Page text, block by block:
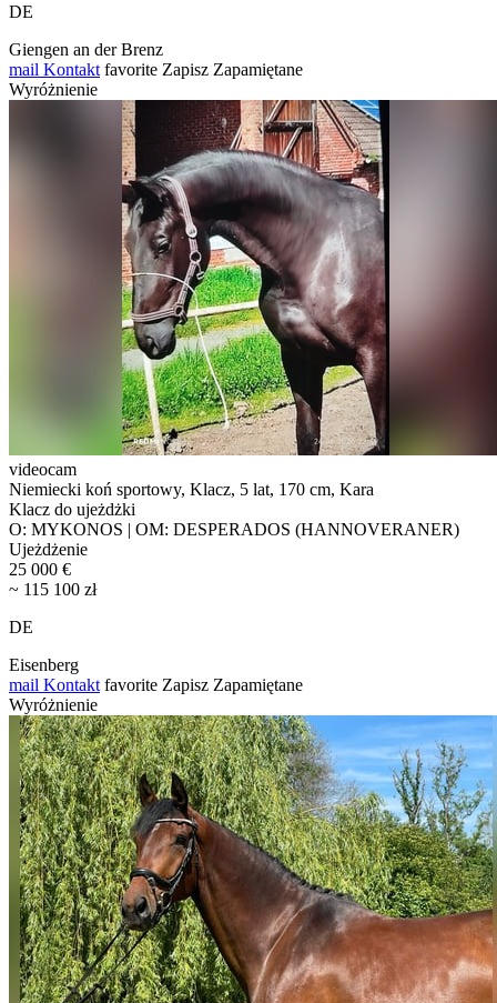
DE
Giengen an der Brenz
mail Kontakt favorite Zapisz Zapamiętane
Wyróżnienie
videocam
Niemiecki koń sportowy, Klacz, 5 lat, 170 cm, Kara
Klacz do ujeżdżki
O: MYKONOS | OM: DESPERADOS (HANNOVERANER)
Ujeżdżenie
25 000 €
~ 115 100 zł
DE
Eisenberg
mail Kontakt favorite Zapisz Zapamiętane
Wyróżnienie